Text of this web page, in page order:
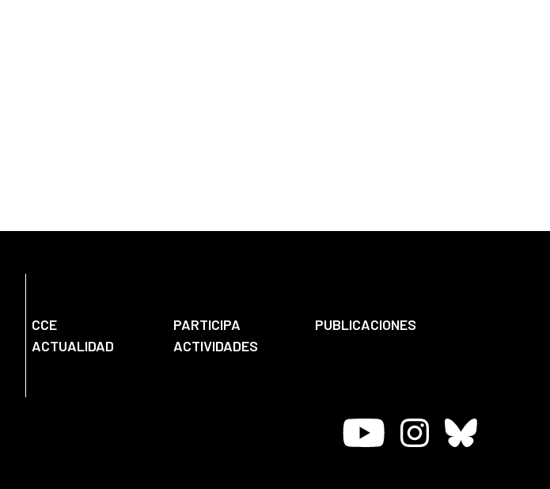
CCE PARTICIPA
PUBLICACIONES
ACTUALIDAD
ACTIVIDADES
Youtube InstagramBluesky